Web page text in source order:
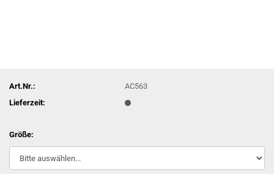
Art.Nr.:
AC563
Lieferzeit:
Größe: